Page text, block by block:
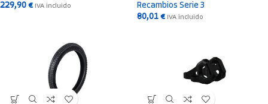
229,90 € IVA incluido
Recambios Serie 3
80,01 € IVA incluido